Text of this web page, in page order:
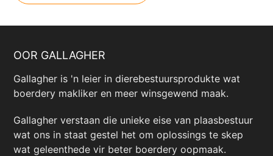
OOR GALLAGHER
Gallagher is 'n leier in dierebestuursprodukte wat
boerdery makliker en meer winsgewend maak.
Gallagher verstaan ​​die unieke eise van plaasbestuur
wat ons in staat gestel het om oplossings te skep
wat geleenthede vir beter boerdery oopmaak.